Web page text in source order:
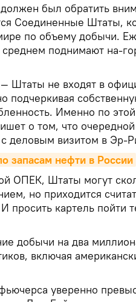
был обратить
Соединенные Штаты,
по объему добычи.
поднимают на-
Штаты не входят в
подчеркивая
Именно по
о том, что
деловым визитом в Эр-
запасам нефти в России
ОПЕК, Штаты могут
но приходится
просить картель пойти
добычи на два
включая
уверенно